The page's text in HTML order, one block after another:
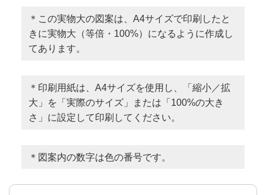
＊この実物大の図案は、A4サイズで印刷したと
きに実物大（等倍・100%）になるように作成し
てあります。
＊印刷用紙は、A4サイズを使用し、「縮小／拡
大」を「実際のサイズ」または「100%の大き
さ」に設定して印刷してください。
＊図案内の数字は色の番号です。